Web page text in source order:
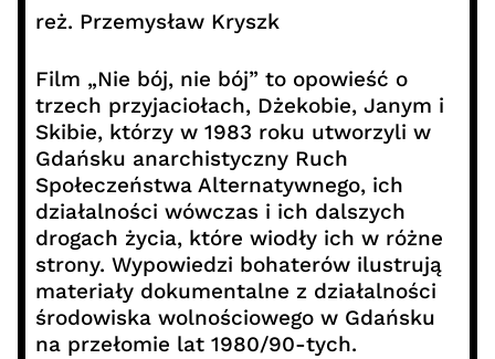
reż. Przemysław Kryszk
Film „Nie bój, nie bój” to opowieść o
trzech przyjaciołach, Dżekobie, Janym i
Skibie, którzy w 1983 roku utworzyli w
Gdańsku anarchistyczny Ruch
Społeczeństwa Alternatywnego, ich
działalności wówczas i ich dalszych
drogach życia, które wiodły ich w różne
strony. Wypowiedzi bohaterów ilustrują
materiały dokumentalne z działalności
środowiska wolnościowego w Gdańsku
na przełomie lat 1980/90-tych.